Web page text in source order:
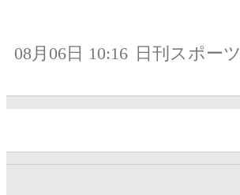
08月06日 10:16 日刊スポーツ